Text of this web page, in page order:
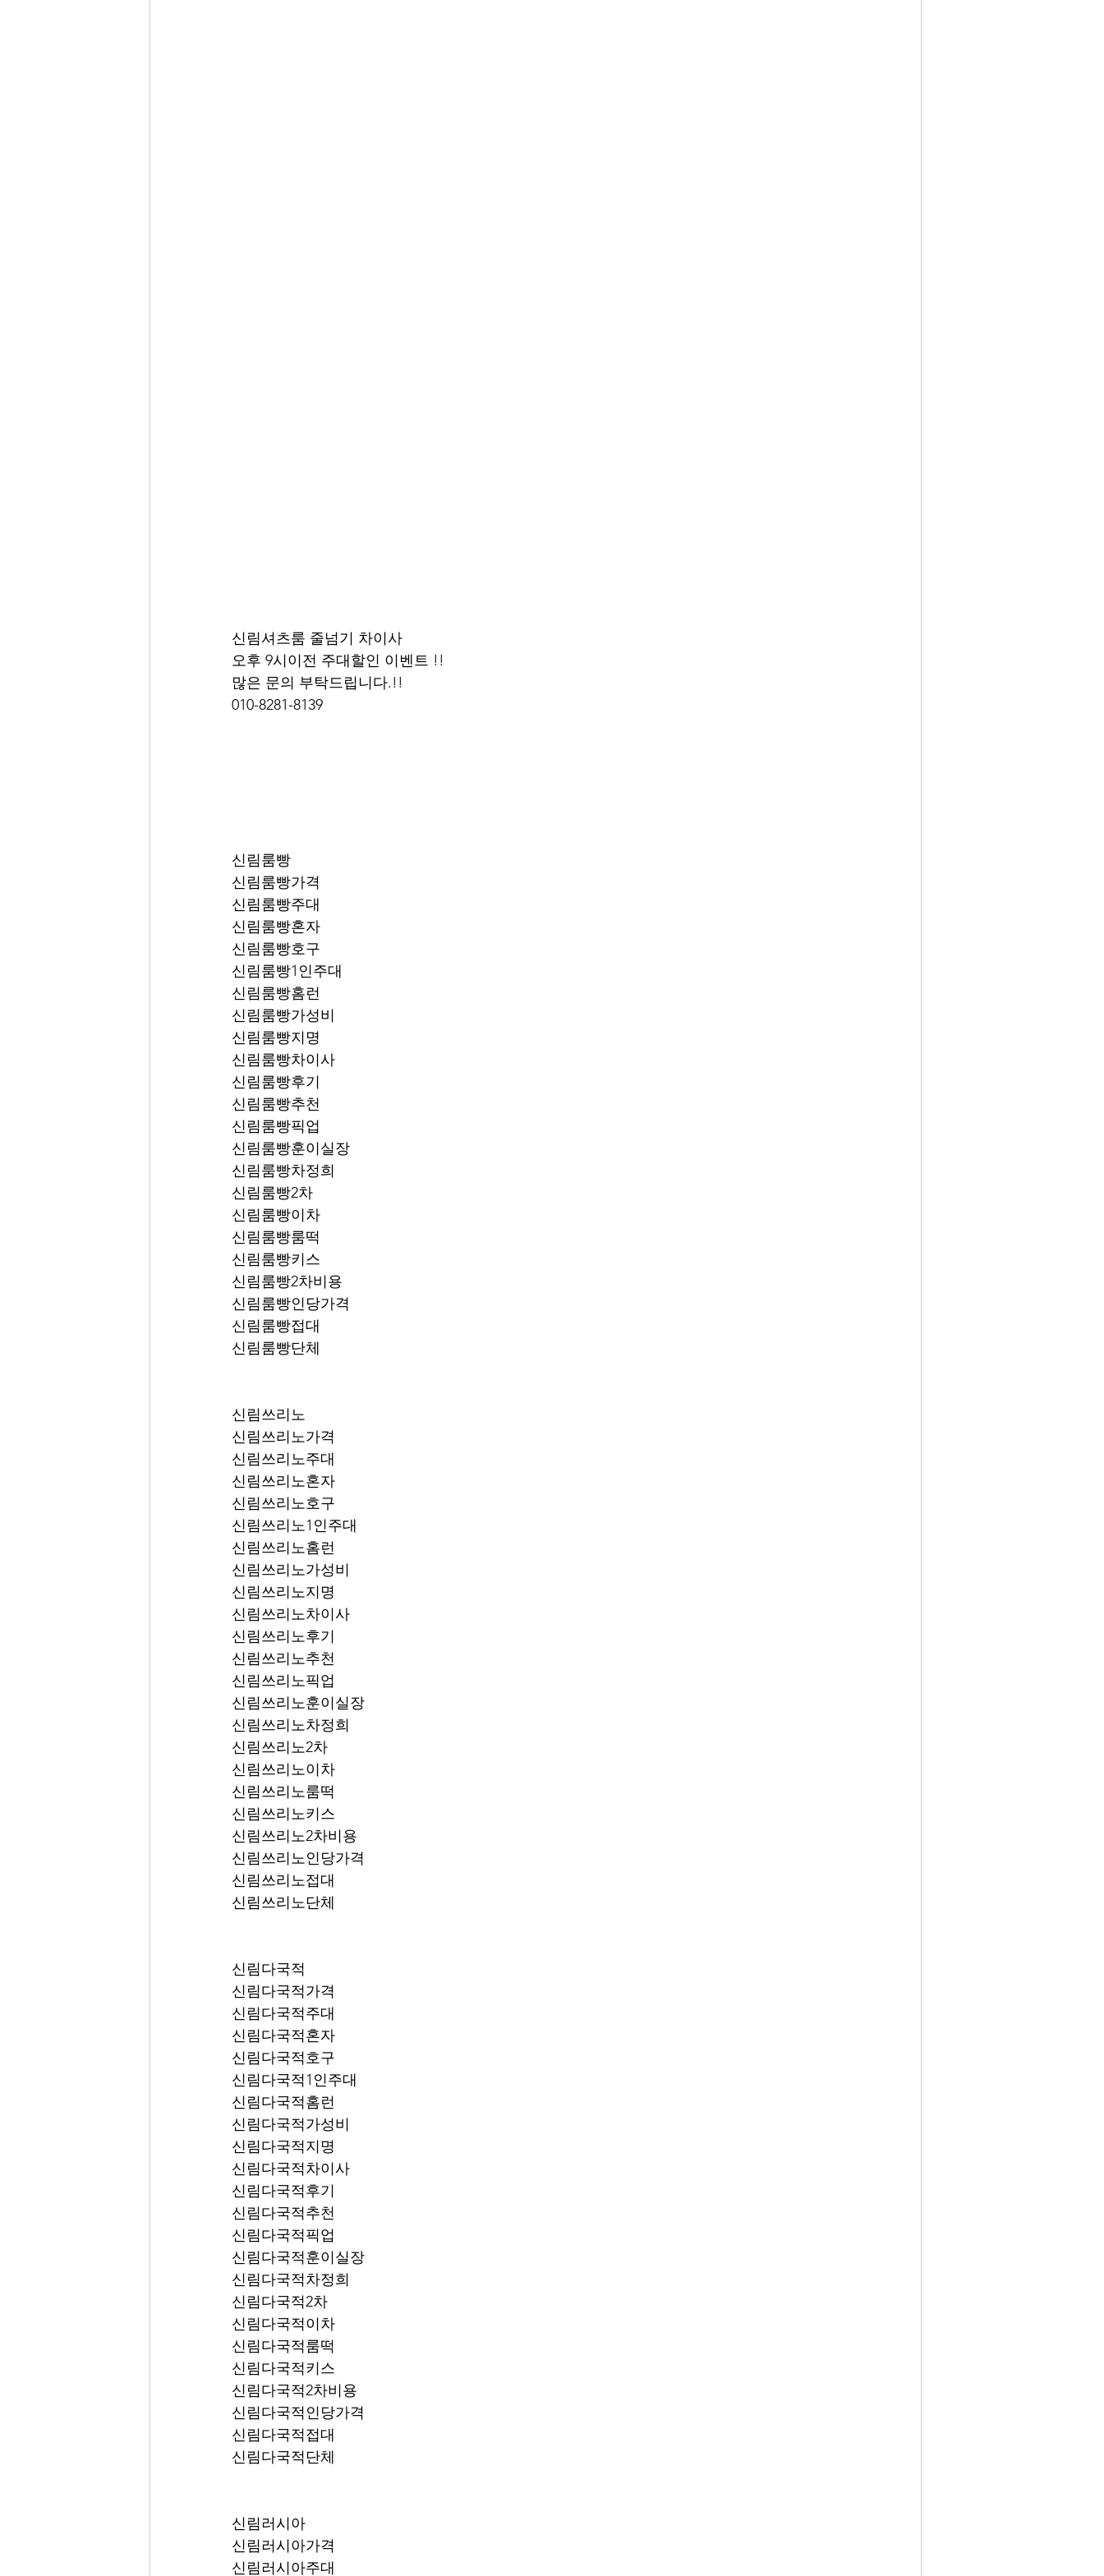
신림셔츠룸 줄넘기 차이사
오후 9시이전 주대할인 이벤트 !!
많은 문의 부탁드립니다.!!
010-8281-8139
신림룸빵
신림룸빵가격
신림룸빵주대
신림룸빵혼자
신림룸빵호구
신림룸빵1인주대
신림룸빵홈런
신림룸빵가성비
신림룸빵지명
신림룸빵차이사
신림룸빵후기
신림룸빵추천
신림룸빵훈이실장
신림룸빵차정희
신림룸빵2차
신림룸빵이차
신림룸빵룸떡
신림룸빵키스
신림룸빵2차비용
신림룸빵인당가격
신림룸빵접대
신림룸빵단체
신림쓰리노
신림쓰리노가격
신림쓰리노주대
신림쓰리노혼자
신림쓰리노호구
신림쓰리노1인주대
신림쓰리노홈런
신림쓰리노가성비
신림쓰리노지명
신림쓰리노차이사
신림쓰리노후기
신림쓰리노추천
신림쓰리노훈이실장
신림쓰리노차정희
신림쓰리노2차
신림쓰리노이차
신림쓰리노룸떡
신림쓰리노키스
신림쓰리노2차비용
신림쓰리노인당가격
신림쓰리노접대
신림쓰리노단체
신림다국적
신림다국적가격
신림다국적주대
신림다국적혼자
신림다국적호구
신림다국적1인주대
신림다국적홈런
신림다국적가성비
신림다국적지명
신림다국적차이사
신림다국적후기
신림다국적추천
신림다국적훈이실장
신림다국적차정희
신림다국적2차
신림다국적이차
신림다국적룸떡
신림다국적키스
신림다국적2차비용
신림다국적인당가격
신림다국적접대
신림다국적단체
신림러시아
신림러시아가격
신림러시아주대